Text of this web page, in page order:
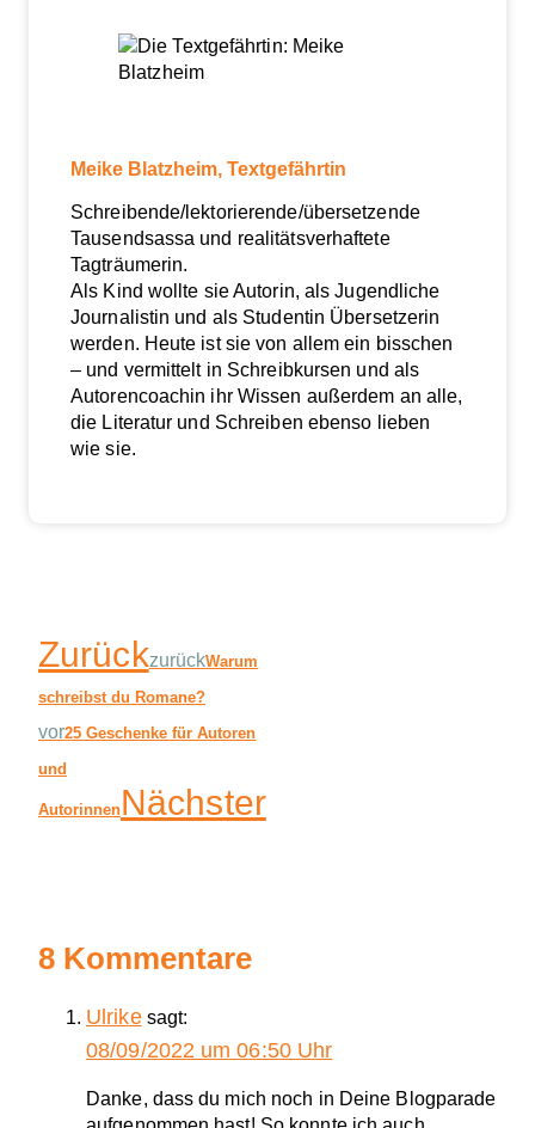
Meike Blatzheim, Textgefährtin
Schreibende/lektorierende/übersetzende
Tausendsassa und realitätsverhaftete
Tagträumerin.
Als Kind wollte sie Autorin, als Jugendliche
Journalistin und als Studentin Übersetzerin
werden. Heute ist sie von allem ein bisschen
– und vermittelt in Schreibkursen und als
Autorencoachin ihr Wissen außerdem an alle,
die Literatur und Schreiben ebenso lieben
wie sie.
ZurückzurückWarum
schreibst du Romane?
vor25 Geschenke für Autoren
und
AutorinnenNächster
8 Kommentare
Ulrike sagt:
08/09/2022 um 06:50 Uhr
Danke, dass du mich noch in Deine Blogparade